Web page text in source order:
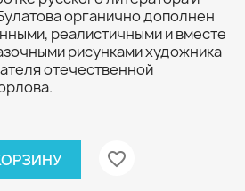
органично дополнен
реалистичными и вместе
рисунками художника
отечественной
favorite_border